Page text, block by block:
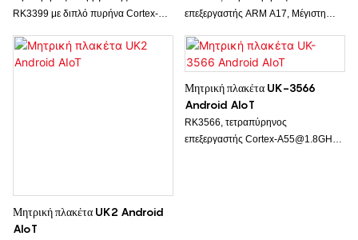
RK3399 με διπλό πυρήνα Cortex-
2GB RAM, μέγιστη μνήμη ROM
128GB, αποκωδικοποίηση 1080p
επεξεργαστής ARM A17, Μέγιστη
υποστηρίζει μονάδα επέκτασης 4G με
θύρα Mini PCIe.
Μητρική πλακέτα UK2 Android
AIoT
Μητρική πλακέτα UK-3566
Android AIoT
RK3566, τετραπύρηνος
επεξεργαστής Cortex-A55@1.8GHz,